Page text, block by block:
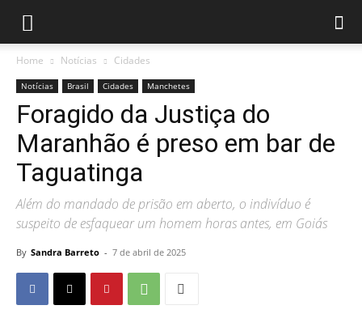
Home Notícias Cidades
Notícias Brasil Cidades Manchetes
Foragido da Justiça do
Maranhão é preso em bar de
Taguatinga
Além do mandado de prisão em aberto, o indivíduo é
suspeito de esfaquear um homem horas antes, em Goiás
By Sandra Barreto - 7 de abril de 2025